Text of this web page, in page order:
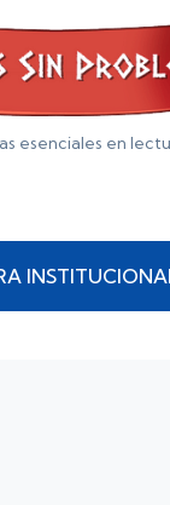
esenciales en